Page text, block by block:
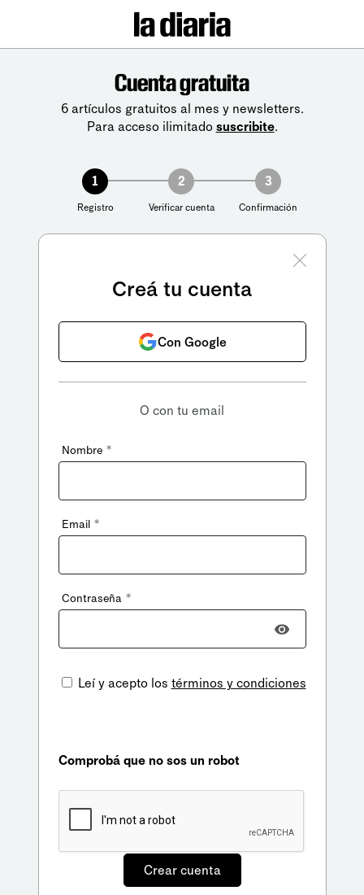
Cuenta gratuita
6 artículos gratuitos al mes y newsletters.
Para acceso ilimitado suscribite.
1
Registro
2
Verificar cuenta
3
Confirmación
Creá tu cuenta
Con Google
O con tu email
Nombre *
Email *
Contraseña *
Leí y acepto los términos y condiciones
Comprobá que no sos un robot